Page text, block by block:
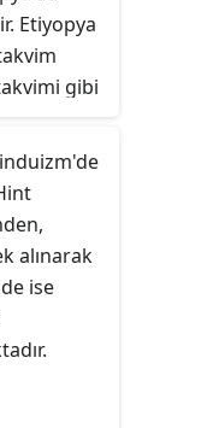
Etiyopya
gibi
ve
7-
alınarak
ise